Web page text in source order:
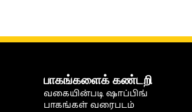
பாகங்களைக் கண்டறி
வகையின்படி ஷாப்பிங்
பாகங்கள் வரைபடம்